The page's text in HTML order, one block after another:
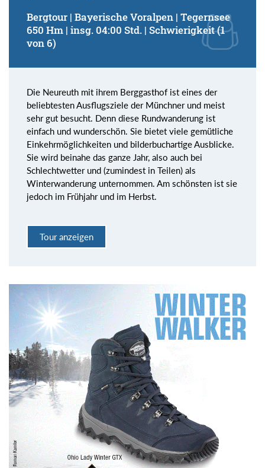
Bergtour | Bayerische Voralpen | Tegernsee
650 Hm | insg. 04:00 Std. | Schwierigkeit (1
von 6)
Die Neureuth mit ihrem Berggasthof ist eines der
beliebtesten Ausflugsziele der Münchner und meist
sehr gut besucht. Denn diese Rundwanderung ist
einfach und wunderschön. Sie bietet viele gemütliche
Einkehrmöglichkeiten und bilderbuchartige Ausblicke.
Sie wird beinahe das ganze Jahr, also auch bei
Schlechtwetter und (zumindest in Teilen) als
Winterwanderung unternommen. Am schönsten ist sie
jedoch im Frühjahr und im Herbst.
Tour anzeigen